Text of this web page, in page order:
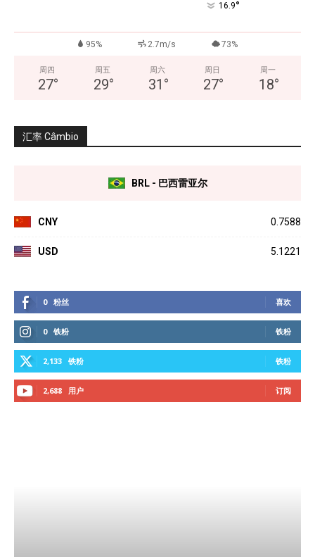
16.9°
95% 2.7m/s 73%
周四
27°
周五
29°
周六
31 °
周日
27°
周一
18°
汇率 Câmbio
BRL - 巴西雷亚尔
CNY 0.7588
USD 5.1221
0 粉丝 喜欢
0 铁粉 铁粉
2,133 铁粉 铁粉
2,688 用户 订阅